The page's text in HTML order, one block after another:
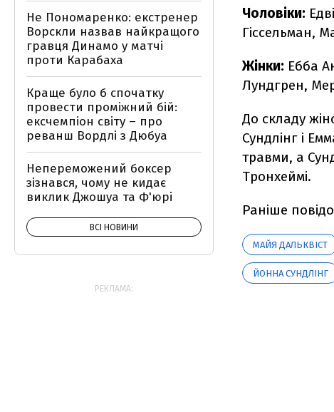
Чоловіки:
Гіссельман,
Жінки: Ебба
Лундгрен,
До складу
Сундлінг і
травми, а
Тронхеймі.
Раніше
МАЙЯ ДАЛЬКВІСТ
ЙОННА СУНДЛІНГ
Не Пономаренко: екстренер
Ворскли назвав найкращого
гравця Динамо у матчі
проти Карабаха
Краще було б спочатку
провести проміжний бій:
ексчемпіон світу – про
реванш Вордлі з Дюбуа
Непереможений боксер
зізнався, чому не кидає
виклик Джошуа та Ф'юрі
ВСІ НОВИНИ
РЕКЛАМА: